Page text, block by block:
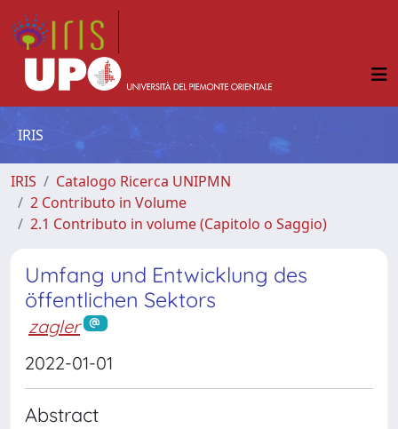
IRIS
IRIS
Catalogo Ricerca UNIPMN
2 Contributo in Volume
2.1 Contributo in volume (Capitolo o Saggio)
Umfang und Entwicklung des
öffentlichen Sektors
zagler
2022-01-01
Abstract